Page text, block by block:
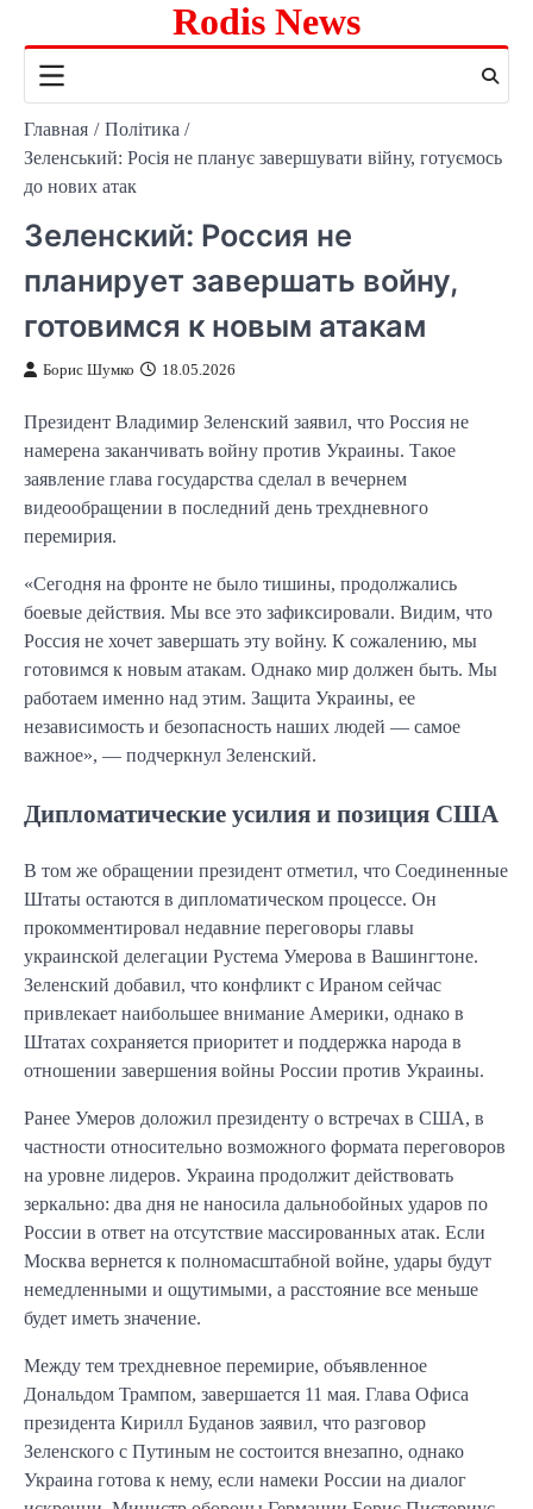
содержимому
Rodis News
Главная
Політика
Зеленський: Росія не планує завершувати війну, готуємось
до нових атак
Зеленский: Россия не
планирует завершать войну,
готовимся к новым атакам
Борис Шумко 18.05.2026
Президент Владимир Зеленский заявил, что Россия не
намерена заканчивать войну против Украины. Такое
заявление глава государства сделал в вечернем
видеообращении в последний день трехдневного
перемирия.
«Сегодня на фронте не было тишины, продолжались
боевые действия. Мы все это зафиксировали. Видим, что
Россия не хочет завершать эту войну. К сожалению, мы
готовимся к новым атакам. Однако мир должен быть. Мы
работаем именно над этим. Защита Украины, ее
независимость и безопасность наших людей — самое
важное», — подчеркнул Зеленский.
Дипломатические усилия и позиция США
В том же обращении президент отметил, что Соединенные
Штаты остаются в дипломатическом процессе. Он
прокомментировал недавние переговоры главы
украинской делегации Рустема Умерова в Вашингтоне.
Зеленский добавил, что конфликт с Ираном сейчас
привлекает наибольшее внимание Америки, однако в
Штатах сохраняется приоритет и поддержка народа в
отношении завершения войны России против Украины.
Ранее Умеров доложил президенту о встречах в США, в
частности относительно возможного формата переговоров
на уровне лидеров. Украина продолжит действовать
зеркально: два дня не наносила дальнобойных ударов по
России в ответ на отсутствие массированных атак. Если
Москва вернется к полномасштабной войне, удары будут
немедленными и ощутимыми, а расстояние все меньше
будет иметь значение.
Между тем трехдневное перемирие, объявленное
Дональдом Трампом, завершается 11 мая. Глава Офиса
президента Кирилл Буданов заявил, что разговор
Зеленского с Путиным не состоится внезапно, однако
Украина готова к нему, если намеки России на диалог